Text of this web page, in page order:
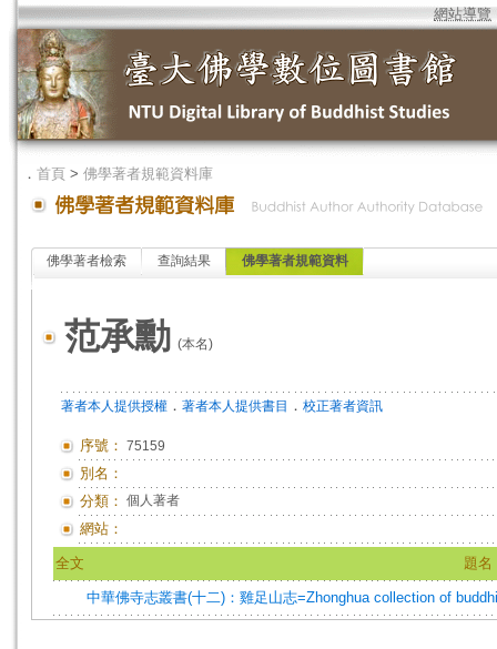
網站導覽
． 首頁 > 佛學著者規範資料庫
佛學著者檢索 查詢結果 佛學著者規範資料
范承勳 (本名)
著者本人提供授權 ． 著者本人提供書目 ． 校正著者資訊
序號： 75159
別名：
分類： 個人著者
網站：
全文 題名
中華佛寺志叢書(十二)：雞足山志=Zhonghua collection of